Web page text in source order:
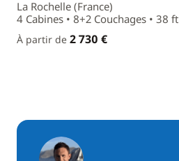
La Rochelle (France)
4 Cabines • 8+2 Couchages • 38 ft
À partir de 2 730 €